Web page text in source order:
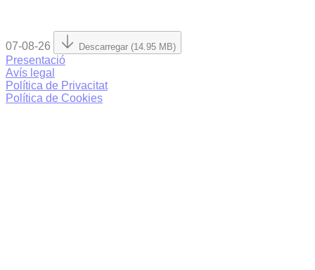
07-08-26 Descarregar (14.95 MB)
Presentació
Avís legal
Política de Privacitat
Política de Cookies